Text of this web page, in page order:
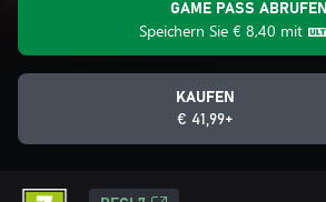
GAME PASS ABRUFEN
Speichern Sie € 8,40 mit
KAUFEN
€ 41,99+